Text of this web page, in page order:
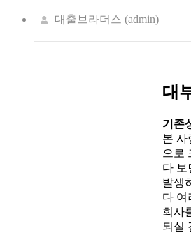
대출브라더스 (admin)
대
기존
본 사
으로
다 보
발생
다 여
회사
되실